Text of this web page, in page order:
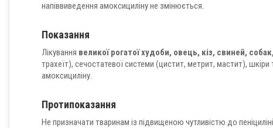
напіввиведення амоксициліну не змінюється.
Показання
Лікування великої рогатої худоби, овець, кіз, свиней,
трахеїт), сечостатевої системи (цистит, метрит, мастит),
амоксициліну.
Протипоказання
Не призначати тваринам із підвищеною чутливістю до